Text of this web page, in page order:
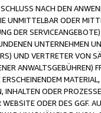
NACH DEN
UNMITTELBAR ODER
DER
UNTERNEHMEN
UND VERTRETER VON
INHALTEN ODER
ODER DES GGF.